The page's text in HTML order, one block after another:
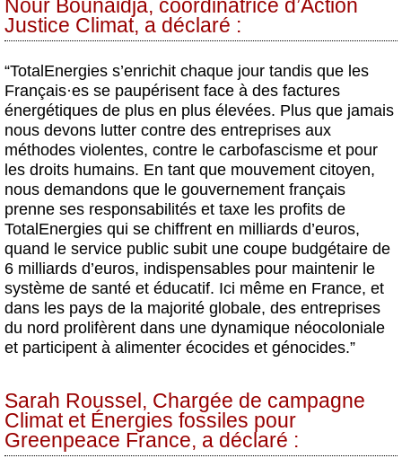
Nour Bounaidja, coordinatrice d’Action
Justice Climat, a déclaré :
“TotalEnergies s’enrichit chaque jour tandis que les
Français·es se paupérisent face à des factures
énergétiques de plus en plus élevées. Plus que jamais
nous devons lutter contre des entreprises aux
méthodes violentes, contre le carbofascisme et pour
les droits humains. En tant que mouvement citoyen,
nous demandons que le gouvernement français
prenne ses responsabilités et taxe les profits de
TotalEnergies qui se chiffrent en milliards d’euros,
quand le service public subit une coupe budgétaire de
6 milliards d’euros, indispensables pour maintenir le
système de santé et éducatif. Ici même en France, et
dans les pays de la majorité globale, des entreprises
du nord prolifèrent dans une dynamique néocoloniale
et participent à alimenter écocides et génocides.”
Sarah Roussel, Chargée de campagne
Climat et Énergies fossiles pour
Greenpeace France, a déclaré :